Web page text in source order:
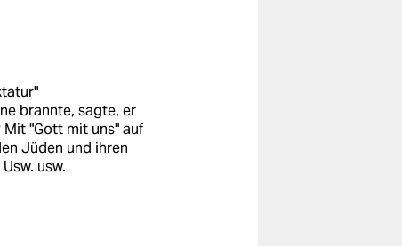
brannte, sagte, er
Mit "Gott mit uns" auf
Jüden und ihren
usw.